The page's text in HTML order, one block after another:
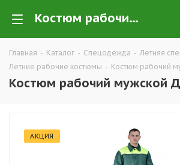
Костюм рабочий мужской Дамаск купить в Екатеринбурге по низким ценам оптом — интернет-магазин летних рабочих костюмов в розницу компании ТД УРАЛСИЗ
Главная - Каталог - Спецодежда - Летняя
Летние рабочие костюмы - Костюм рабочий
Костюм рабочий мужской
АКЦИЯ